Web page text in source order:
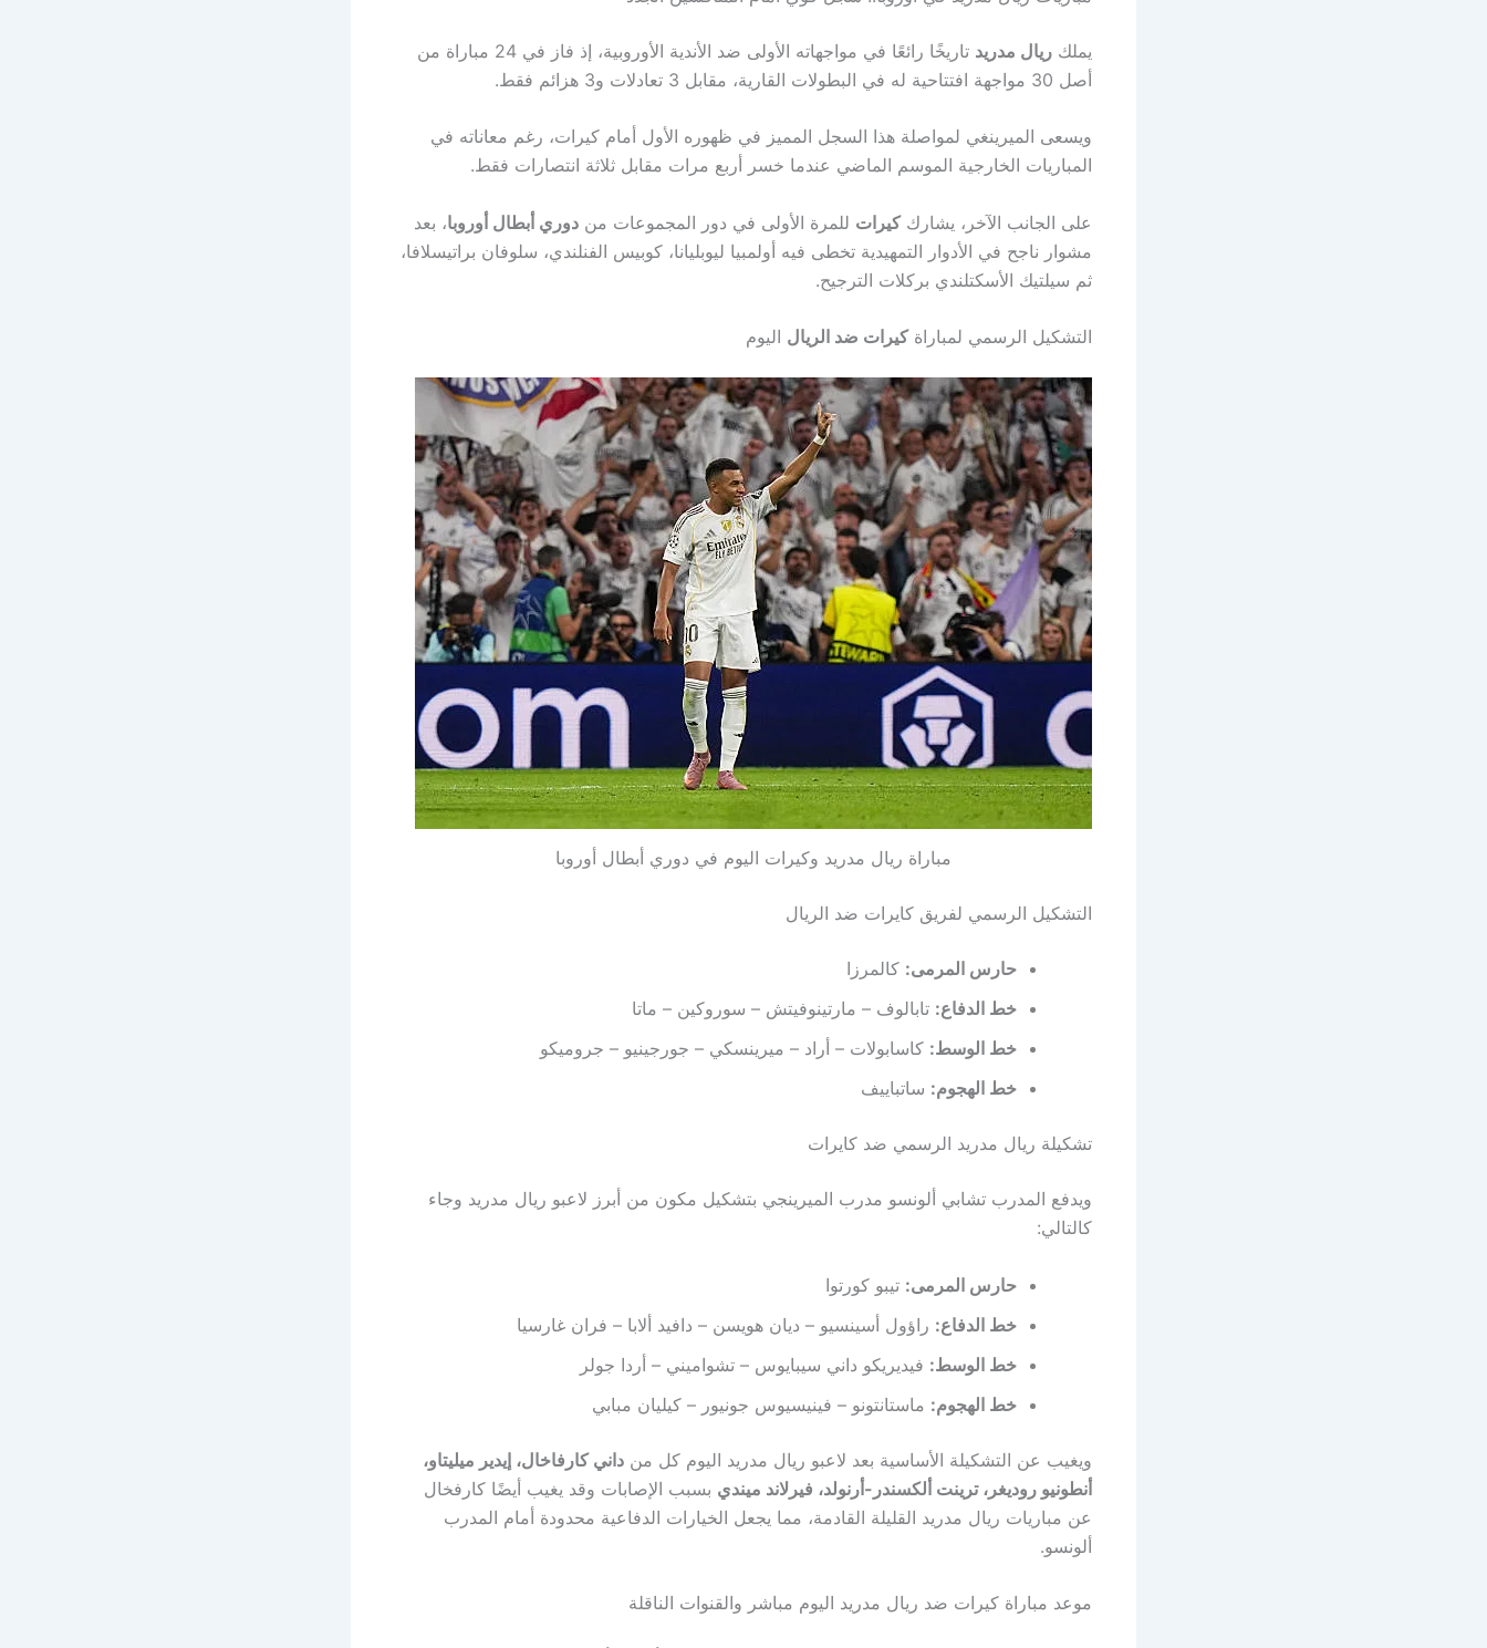
يملك ريال مدريد
تاريخًا رائعًا في مواجهاته الأولى ضد الأندية الأوروبية، إذ فاز في 24 مباراة من
أصل 30 مواجهة افتتاحية له في البطولات القارية، مقابل 3 تعادلات و3 هزائم فقط.
ويسعى الميرينغي لمواصلة هذا السجل المميز في ظهوره الأول أمام كيرات، رغم معاناته في
المباريات الخارجية الموسم الماضي عندما خسر أربع مرات مقابل ثلاثة انتصارات فقط.
على الجانب الآخر، يشارككيرات للمرة الأولى في دور المجموعات من دوري أبطال أوروبا، بعد
مشوار ناجح في الأدوار التمهيدية تخطى فيه أولمبيا ليوبليانا، كوبيس الفنلندي، سلوفان براتيسلافا،
ثم سيلتيك الأسكتلندي بركلات الترجيح.
التشكيل الرسمي لمباراةكيرات ضد الريال اليوم
مباراة ريال مدريد وكيرات اليوم في دوري أبطال أوروبا
التشكيل الرسمي لفريق كايرات ضد الريال
حارس المرمى: كالمرزا
خط الدفاع: تابالوف – مارتينوفيتش – سوروكين – ماتا
خط الوسط: كاسابولات – أراد – ميرينسكي – جورجينيو – جروميكو
خط الهجوم: ساتباييف
تشكيلة ريال مدريد الرسمي ضد كايرات
ويدفع المدرب تشابي ألونسو مدرب الميرينجي بتشكيل مكون من أبرز لاعبو ‎ريال مدريد وجاء
كالتالي:
حارس المرمى: تيبو كورتوا
خط الدفاع: راؤول أسينسيو – ديان هويسن – دافيد ألابا – فران غارسيا
خط الوسط: فيديريكو داني سيبايوس – تشواميني – أردا جولر
خط الهجوم: ماستانتونو – فينيسيوس جونيور – كيليان مبابي
ويغيب عن التشكيلة الأساسية بعد لاعبو ريال مدريد اليوم كل من داني كارفاخال، إيدير ميليتاو،
أنطونيو روديغر، ترينت ألكسندر-أرنولد، فيرلاند ميندي بسبب الإصابات وقد يغيب أيضًا كارفخال
عن مباريات ريال مدريد القليلة القادمة، مما يجعل الخيارات الدفاعية محدودة أمام المدرب
ألونسو.
موعد مباراة كيرات ضد ريال مدريد اليوم مباشر والقنوات الناقلة